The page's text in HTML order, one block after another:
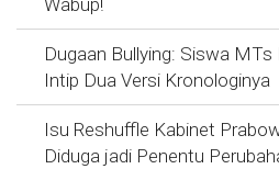
Wabup!
Dugaan Bullying: Siswa MTs
Intip Dua Versi Kronologinya
Isu Reshuffle Kabinet
Diduga jadi Penentu